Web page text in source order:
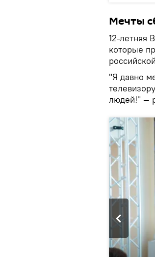
Мечты
12-летняя
которые
"Я давно
людей!" —